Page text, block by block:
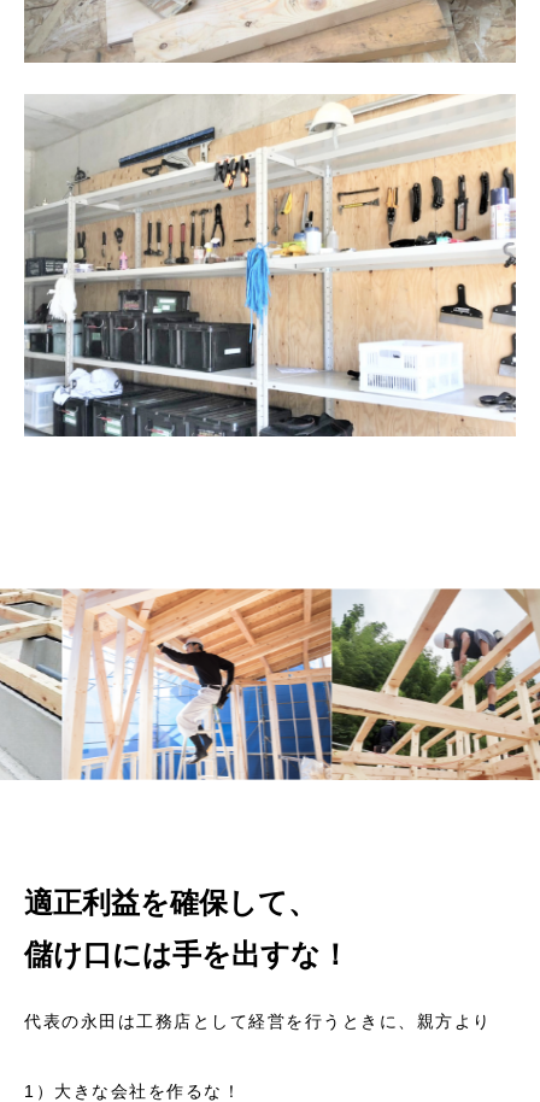
適正利益を確保して、
儲け口には手を出すな！
代表の永田は工務店として経営を行うときに、親方より
1）大きな会社を作るな！